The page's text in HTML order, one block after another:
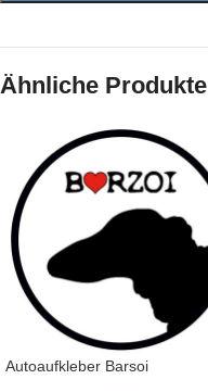
Ähnliche Produkte
Autoaufkleber Barsoi